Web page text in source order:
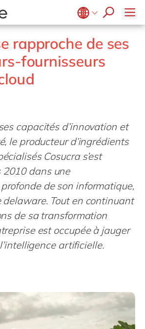
en
fr
en
nl
en
public et social
publiques
Central
Peppol
(XR)
connectée des Opérations
robotisée des processus
durable
développement
rapproche de ses
fournisseurs
capacités d’innovation et
le producteur d’ingrédients
Cosucra s’est
2010 dans une
de son informatique,
delaware. Tout en continuant
de sa transformation
est occupée à jauger
artificielle.